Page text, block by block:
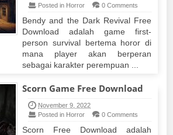
Posted in Horror
0 Comments
Bendy and the Dark Revival Free
Download adalah game first-
person survival bertema horor di
mana player akan berperan
sebagai karakter perempuan ...
Scorn Game Free Download
November 9, 2022
Posted in Horror
0 Comments
Scorn Free Download adalah